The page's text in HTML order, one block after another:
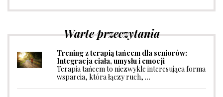
Warte przeczytania
Trening z terapią tańcem dla seniorów:
Integracja ciała, umysłu i emocji
Terapia tańcem to niezwykle interesująca forma
wsparcia, która łączy ruch, …